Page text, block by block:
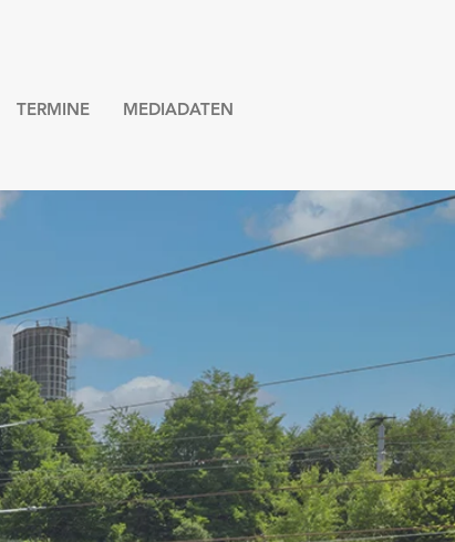
TERMINE MEDIADATEN